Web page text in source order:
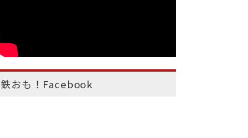
鉄おも！Facebook